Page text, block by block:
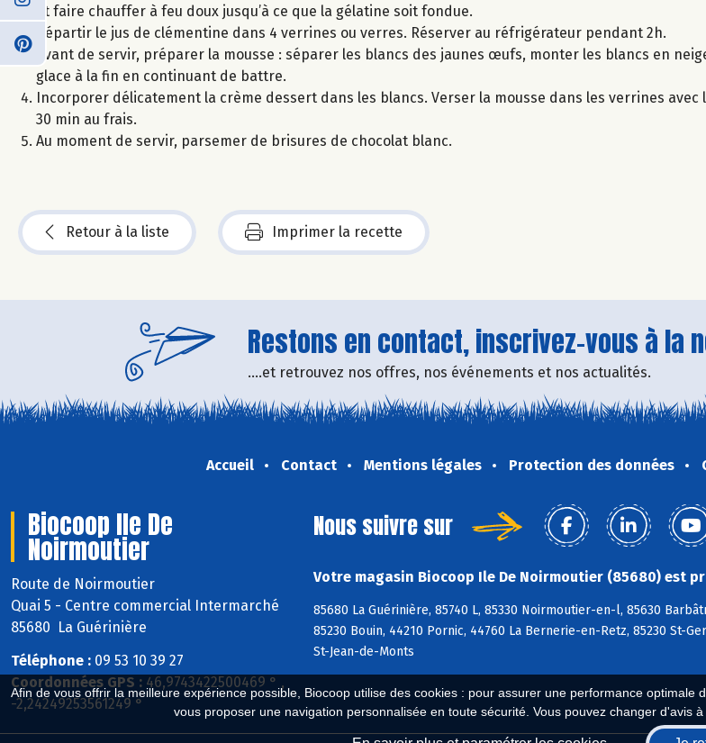
Afin de vous offrir la meilleure expérience possible, Biocoop utilise des cookies : pour assurer une performance
vous proposer une navigation personnalisée en toute sécurité. Vous pouvez changer d'avis
et faire chauffer à feu doux jusqu’à ce que la gélatine soit fondue.
Répartir le jus de clémentine dans 4 verrines ou verres. Réserver au réfrigérateur pendant 2h.
Avant de servir, préparer la mousse : séparer les blancs des jaunes œufs, monter les blancs en
glace à la fin en continuant de battre.
Incorporer délicatement la crème dessert dans les blancs. Verser la mousse dans les verrines avec
30 min au frais.
Au moment de servir, parsemer de brisures de chocolat blanc.
Retour à la liste Imprimer la recette
Restons en contact, inscrivez-vous à la
....et retrouvez nos offres, nos événements et nos actualités.
Accueil Contact Mentions légales Protection des données
Biocoop Ile De
Noirmoutier
Route de Noirmoutier
Quai 5 - Centre commercial Intermarché
85680 La Guérinière
Téléphone : 09 53 10 39 27
Coordonnées GPS : 46,9743422500469 ° ,
-2,24249253561249 °
Nous suivre sur
Votre magasin Biocoop Ile De Noirmoutier (85680) est
85680 La Guérinière, 85740 L, 85330 Noirmoutier-en-l, 85630
85230 Bouin, 44210 Pornic, 44760 La Bernerie-en-Retz, 85230 St-
St-Jean-de-Monts